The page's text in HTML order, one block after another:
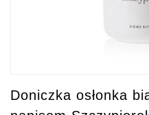
Doniczka osłonka